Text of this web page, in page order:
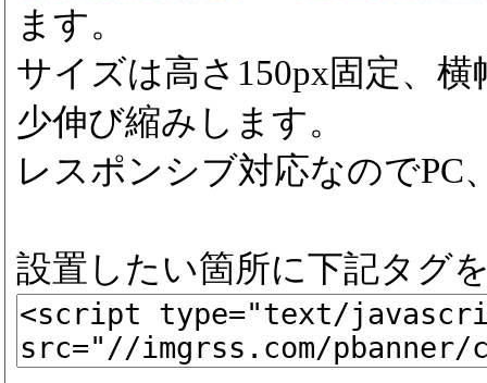
ます。
サイズは高さ150px固定、
少伸び縮みします。
レスポンシブ対応なので
設置したい箇所に下記タグ